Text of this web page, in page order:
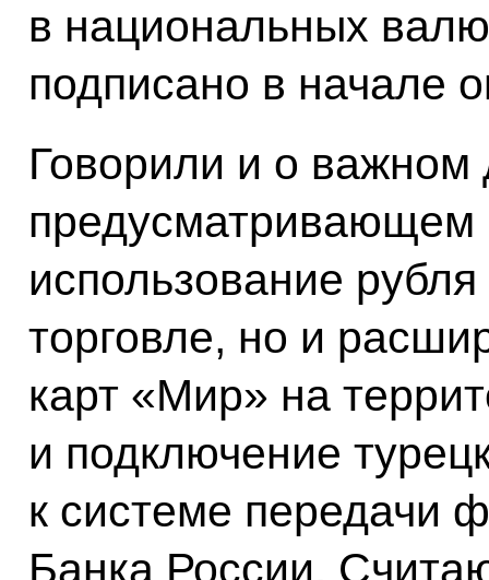
в национальных
подписано в начале
Говорили и о важном
предусматривающем
использование
торговле, но и
карт «Мир» на
и подключение
к системе передачи
Банка России.